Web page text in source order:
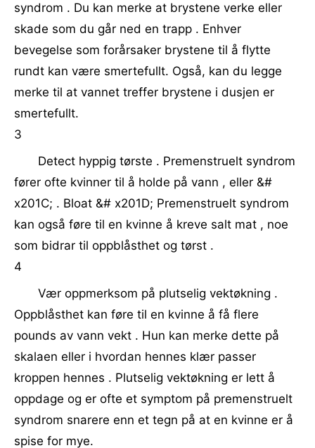
syndrom . Du kan merke at brystene verke eller
skade som du går ned en trapp . Enhver
bevegelse som forårsaker brystene til å flytte
rundt kan være smertefullt. Også, kan du legge
merke til at vannet treffer brystene i dusjen er
smertefullt.
3
Detect hyppig tørste . Premenstruelt syndrom
fører ofte kvinner til å holde på vann , eller &#
x201C; . Bloat &# x201D; Premenstruelt syndrom
kan også føre til en kvinne å kreve salt mat , noe
som bidrar til oppblåsthet og tørst .
4
Vær oppmerksom på plutselig vektøkning .
Oppblåsthet kan føre til en kvinne å få flere
pounds av vann vekt . Hun kan merke dette på
skalaen eller i hvordan hennes klær passer
kroppen hennes . Plutselig vektøkning er lett å
oppdage og er ofte et symptom på premenstruelt
syndrom snarere enn et tegn på at en kvinne er å
spise for mye.